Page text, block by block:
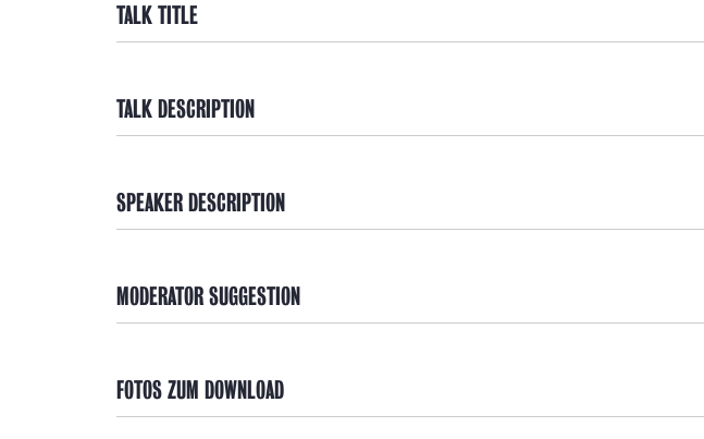
TALK TITLE
TALK DESCRIPTION
SPEAKER DESCRIPTION
MODERATOR SUGGESTION
FOTOS ZUM DOWNLOAD